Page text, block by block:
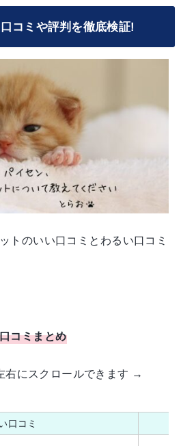
コミや評判を徹底検証!
トのいい口コミとわるい口コミ
コミまとめ
右にスクロールできます →
口コミ